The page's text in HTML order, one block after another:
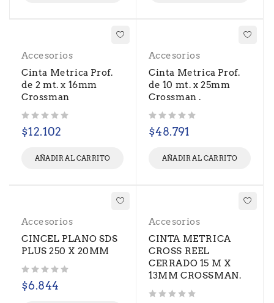
Accesorios
Cinta Metrica Prof.
de 2 mt. x 16mm
Crossman
$12.102
AÑADIR AL CARRITO
Accesorios
Cinta Metrica Prof.
de 10 mt. x 25mm
Crossman .
$48.791
AÑADIR AL CARRITO
Accesorios
CINCEL PLANO SDS
PLUS 250 X 20MM
$6.844
Accesorios
CINTA METRICA
CROSS REEL
CERRADO 15 M X
13MM CROSSMAN.